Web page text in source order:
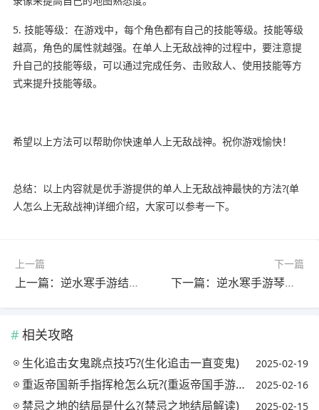
5. 技能等级：在游戏中，每个角色都有自己的技能等级。技能等级
越高，角色的属性就越强。在单人上无敌战神的过程中，要注意提
升自己的技能等级，可以通过完成任务、击败敌人、使用技能等方
式来提升技能等级。
希望以上方法可以帮助你快速单人上无敌战神。祝你游戏愉快！
总结：以上内容就是优手游提供的单人上无敌战神最快的方法?(单
人怎么上无敌战神)详细介绍，大家可以参考一下。
上一篇
上一篇：逆水寒手游结义怎么结?(逆水寒结拜怎么召唤)
下一篇
下一篇：逆水寒手游琴谱怎么获得?(逆水寒手游琴谱怎么获得视频)
相关攻略
生化追击女鬼跳点技巧?(生化追击一直变鬼) 2025-02-19
重返帝国新手指挥枪怎么玩?(重返帝国手游玩法) 2025-02-16
禁忌之地的结局是什么?(禁忌之地结局解读) 2025-02-15